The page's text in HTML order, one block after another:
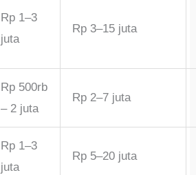
Rp 1–3
juta
Rp 3–15 juta
Rp 500rb
– 2 juta
Rp 2–7 juta
Rp 1–3
juta
Rp 5–20 juta